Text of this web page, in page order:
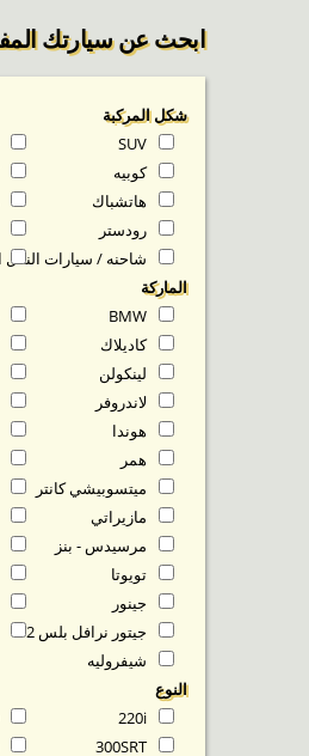
ابحث عن سيارتك
شكل المركبة
كوبيه
هاتشباك
رودستر
شاحنه / سيارات النقل
الماركة
كاديلاك
لينكولن
لاندروفر
هوندا
همر
ميتسوبيشي كانتر
مازيراتي
مرسيدس - بنز
تويوتا
جينور
جيتور نرافل بلس T2
شيفروليه
النوع